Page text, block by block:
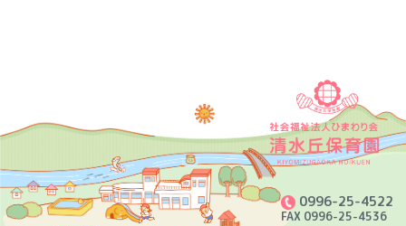
0996-25-4522
FAX 0996-25-4536